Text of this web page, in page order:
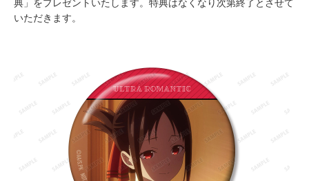
典」をプレゼントいたします。特典はなくなり次第終了とさせて
いただきます。